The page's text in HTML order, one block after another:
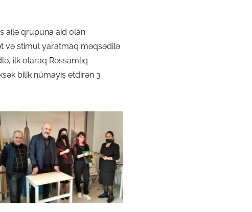
ailə qrupuna aid olan
və stimul yaratmaq məqsədilə
ilk olaraq Rəssamlıq
bilik nümayiş etdirən 3